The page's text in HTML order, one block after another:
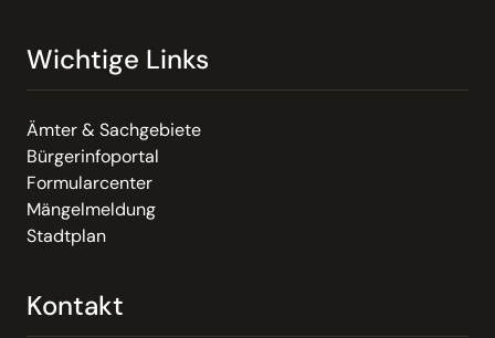
Wichtige Links
Ämter & Sachgebiete
Bürgerinfoportal
Formularcenter
Mängelmeldung
Stadtplan
Kontakt